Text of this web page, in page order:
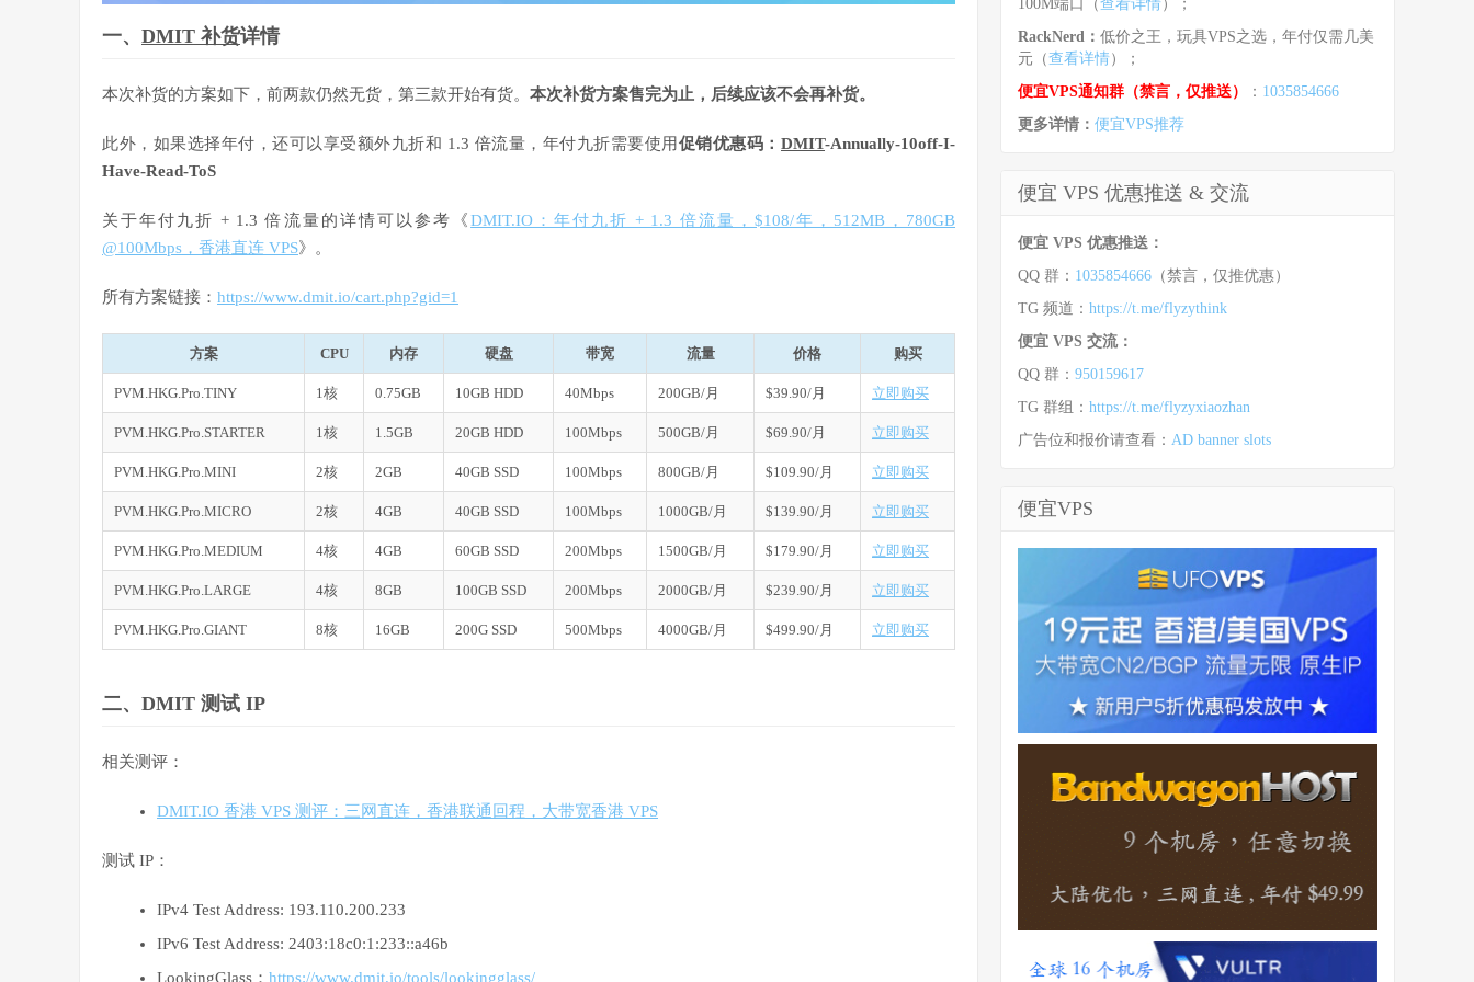
一、 DMIT 补货详情
本次补货的方案如下，前两款仍然无货，第三款开始有货。 本次补货方案售完为止，后续应该不会再补货。
此外，如果选择年付，还可以享受额外九折和 1.3 倍流量，年付九折需要使用促销优惠码：DMIT-Annually-10off-I-
Have-Read-ToS
关于年付九折 + 1.3 倍流量的详情可以参考《DMIT.IO：年付九折 + 1.3 倍流量，$108/年，512MB，780GB
@100Mbps，香港直连 VPS》。
所有方案链接： https://www.dmit.io/cart.php?gid=1
方案 CPU 内存 硬盘 带宽 流量 价格 购买
PVM.HKG.Pro.TINY 1核 0.75GB 10GB HDD 40Mbps 200GB/月 $39.90/月 立即购买
PVM.HKG.Pro.STARTER 1核 1.5GB 20GB HDD 100Mbps 500GB/月 $69.90/月 立即购买
PVM.HKG.Pro.MINI 2核 2GB 40GB SSD 100Mbps 800GB/月 $109.90/月 立即购买
PVM.HKG.Pro.MICRO 2核 4GB 40GB SSD 100Mbps 1000GB/月 $139.90/月 立即购买
PVM.HKG.Pro.MEDIUM 4核 4GB 60GB SSD 200Mbps 1500GB/月 $179.90/月 立即购买
PVM.HKG.Pro.LARGE 4核 8GB 100GB SSD 200Mbps 2000GB/月 $239.90/月 立即购买
PVM.HKG.Pro.GIANT 8核 16GB 200G SSD 500Mbps 4000GB/月 $499.90/月 立即购买
二、DMIT 测试 IP
相关测评：
DMIT.IO 香港 VPS 测评：三网直连，香港联通回程，大带宽香港 VPS
测试 IP：
IPv4 Test Address: 193.110.200.233
IPv6 Test Address: 2403:18c0:1:233::a46b
LookingGlass： https://www.dmit.io/tools/lookingglass/
100M端口（ 查看详情 ）；
RackNerd： 低价之王，玩具VPS之选，年付仅需几美
元（查看详情）；
便宜VPS通知群（禁言，仅推送）
： 1035854666
更多详情： 便宜VPS推荐
便宜 VPS 优惠推送 & 交流
便宜 VPS 优惠推送：
QQ 群： 1035854666 （禁言，仅推优惠）
TG 频道： https://t.me/flyzythink
便宜 VPS 交流：
QQ 群： 950159617
TG 群组： https://t.me/flyzyxiaozhan
广告位和报价请查看： AD banner slots
便宜VPS